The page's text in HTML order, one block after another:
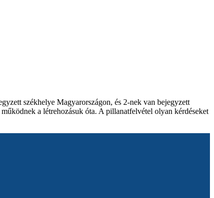
székhelye Magyarországon, és 2-nek van bejegyzett
a létrehozásuk óta. A pillanatfelvétel olyan kérdéseket